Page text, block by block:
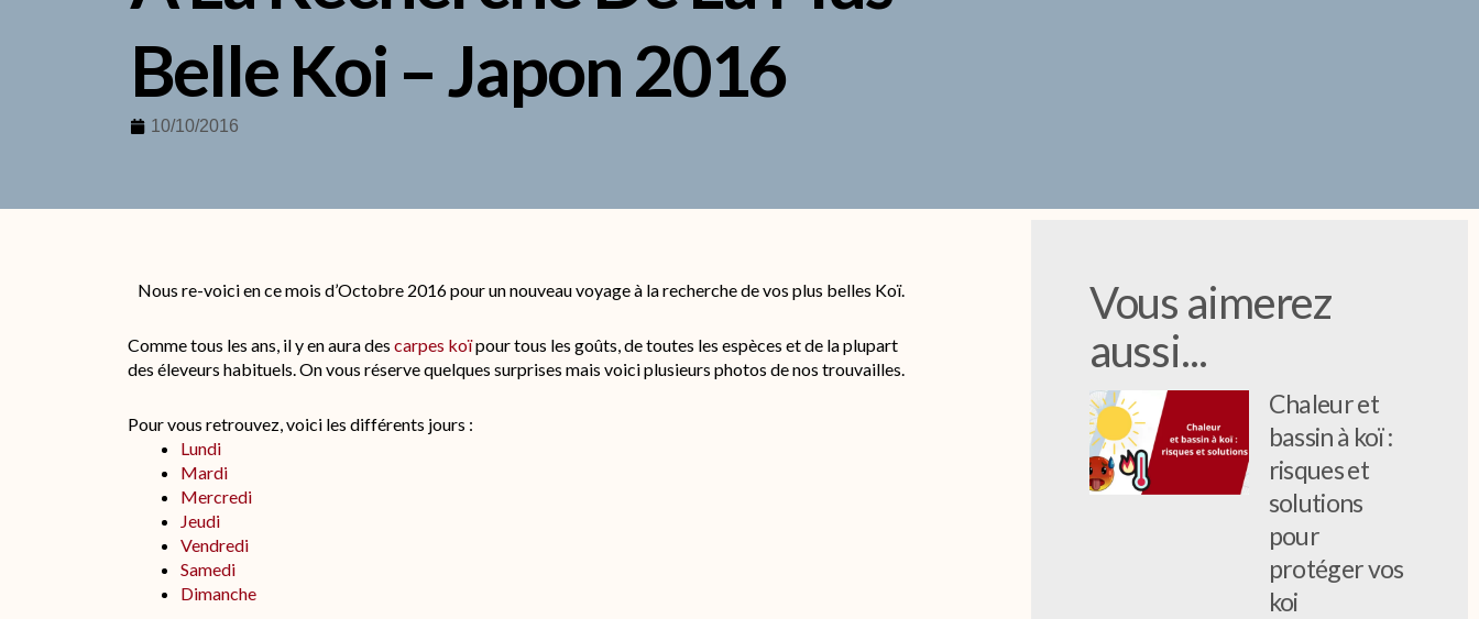
Belle Koi – Japon 2016
10/10/2016
Nous re-voici en ce mois d’Octobre 2016 pour un nouveau voyage à la recherche de vos plus belles Koï.
Comme tous les ans, il y en aura des carpes koïpour tous les goûts, de toutes les espèces et de la plupart
des éleveurs habituels. On vous réserve quelques surprises mais voici plusieurs photos de nos trouvailles.
Pour vous retrouvez, voici les différents jours :
Lundi
Mardi
Mercredi
Jeudi
Vendredi
Samedi
Dimanche
Vous aimerez
aussi...
Chaleur et
bassin à koï :
risques et
solutions
pour
protéger vos
koi